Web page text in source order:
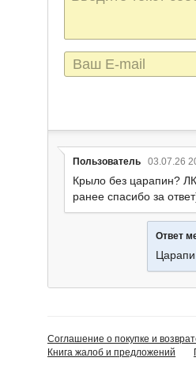
сообщения
E-
mail
Пользователь 03.07.26
Крыло без царапин?
ранее спасибо за
Ответ
Соглашение о покупке и
Книга жалоб и предложений